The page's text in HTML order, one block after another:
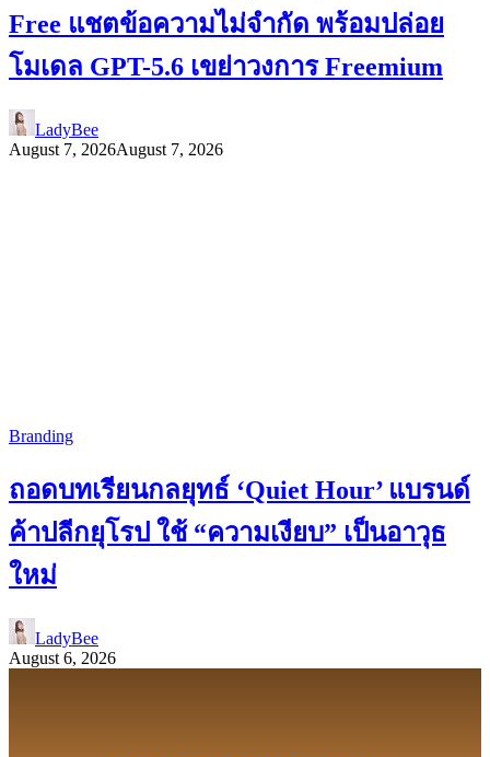
Free แชตข้อความไม่จำกัด พร้อมปล่อย
โมเดล GPT-5.6 เขย่าวงการ Freemium
LadyBee
August 7, 2026August 7, 2026
Branding
ถอดบทเรียนกลยุทธ์ ‘Quiet Hour’ แบรนด์
ค้าปลีกยุโรป ใช้ “ความเงียบ” เป็นอาวุธ
ใหม่
LadyBee
August 6, 2026